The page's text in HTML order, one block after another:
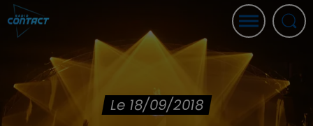
Le 18/09/2018